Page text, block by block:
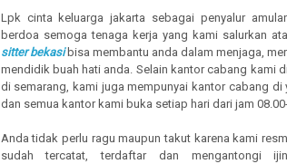
Lpk cinta keluarga jakarta sebagai penyalur
berdoa semoga tenaga kerja yang kami salurkan
sitter bekasibisa membantu anda dalam menjaga,
mendidik buah hati anda. Selain kantor cabang kami
di semarang, kami juga mempunyai kantor cabang di
dan semua kantor kami buka setiap hari dari jam
Anda tidak perlu ragu maupun takut karena kami
sudah tercatat, terdaftar dan mengantongi